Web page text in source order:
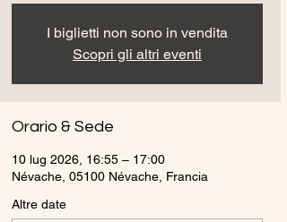
I biglietti non sono in vendita
Scopri gli altri eventi
Orario & Sede
10 lug 2026, 16:55 – 17:00
Névache, 05100 Névache, Francia
Altre date